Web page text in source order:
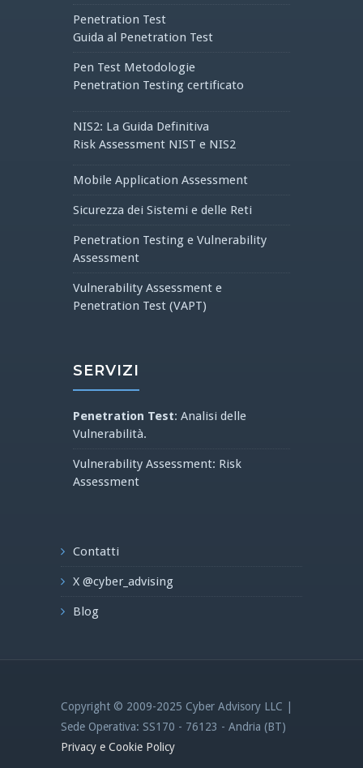
Penetration Test
Guida al Penetration Test
Pen Test Metodologie
Penetration Testing certificato
NIS2: La Guida Definitiva
Risk Assessment NIST e NIS2
Mobile Application Assessment
Sicurezza dei Sistemi e delle Reti
Penetration Testing e Vulnerability
Assessment
Vulnerability Assessment e
Penetration Test (VAPT)
SERVIZI
Penetration Test: Analisi delle
Vulnerabilità.
Vulnerability Assessment: Risk
Assessment
Contatti
X @cyber_advising
Blog
Copyright © 2009-2025 Cyber Advisory LLC |
Sede Operativa: SS170 - 76123 - Andria (BT)
Privacy e Cookie Policy